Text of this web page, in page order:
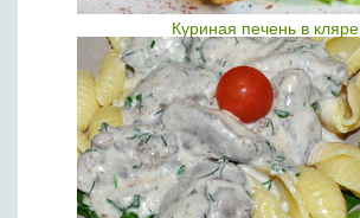
Куриная печень в кляре